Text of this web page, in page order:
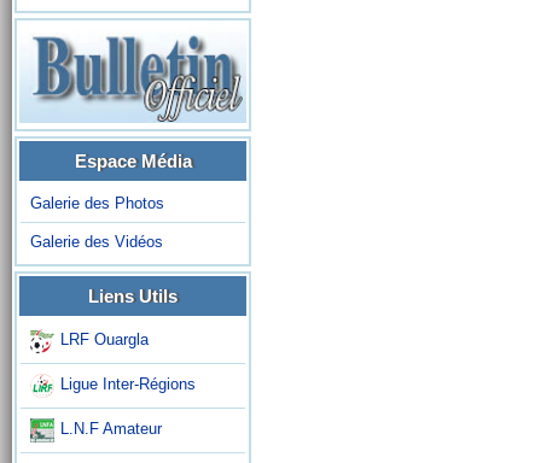
Espace Média
Galerie des Photos
Galerie des Vidéos
Liens Utils
LRF Ouargla
Ligue Inter-Régions
L.N.F Amateur